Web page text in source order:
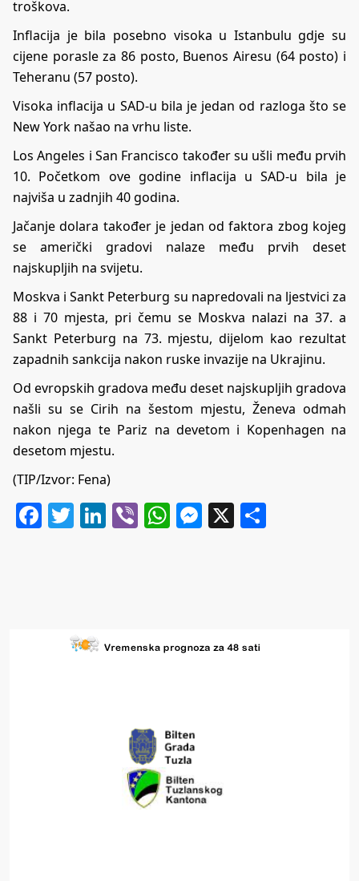
troškova.
Inflacija je bila posebno visoka u Istanbulu gdje su
cijene porasle za 86 posto, Buenos Airesu (64 posto) i
Teheranu (57 posto).
Visoka inflacija u SAD-u bila je jedan od razloga što se
New York našao na vrhu liste.
Los Angeles i San Francisco također su ušli među prvih
10. Početkom ove godine inflacija u SAD-u bila je
najviša u zadnjih 40 godina.
Jačanje dolara također je jedan od faktora zbog kojeg
se američki gradovi nalaze među prvih deset
najskupljih na svijetu.
Moskva i Sankt Peterburg su napredovali na ljestvici za
88 i 70 mjesta, pri čemu se Moskva nalazi na 37. a
Sankt Peterburg na 73. mjestu, dijelom kao rezultat
zapadnih sankcija nakon ruske invazije na Ukrajinu.
Od evropskih gradova među deset najskupljih gradova
našli su se Cirih na šestom mjestu, Ženeva odmah
nakon njega te Pariz na devetom i Kopenhagen na
desetom mjestu.
(TIP/Izvor: Fena)
Facebook
Twitter
LinkedIn
ViberWhatsApp
Messenger
X